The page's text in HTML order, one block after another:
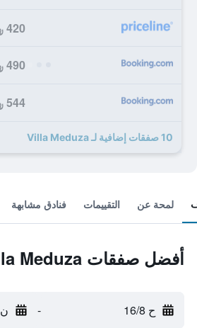
420 ﷼
490 ﷼
544 ﷼
10 صفقات إضافية لـ Villa Meduza
لمحة عن التقييمات فنادق مشابهة
أفضل صفقات Villa Meduza
ح 16/8 - ن 17/8